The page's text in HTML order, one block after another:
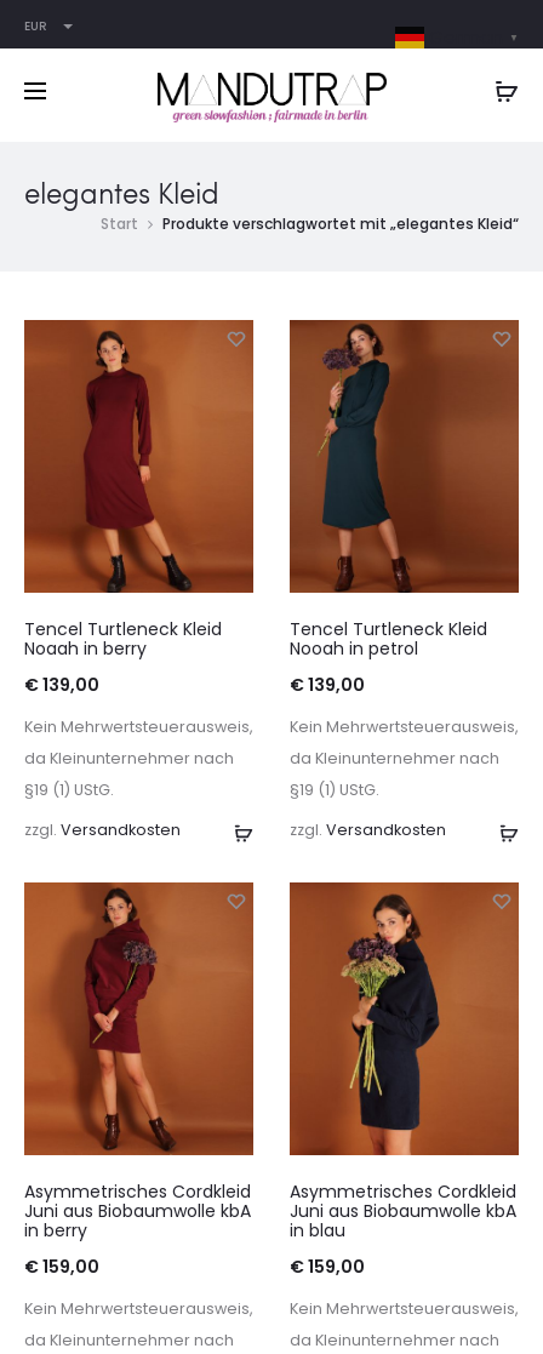
EUR
elegantes Kleid
Start Produkte verschlagwortet mit „elegantes Kleid“
Ausführung
Tencel Turtleneck Kleid
Noaah in berry
€139,00
Kein Mehrwertsteuerausweis,
da Kleinunternehmer nach
§19 (1) UStG.
zzgl. Versandkosten
Tencel Turtleneck Kleid
Nooah in petrol
€139,00
Kein Mehrwertsteuerausweis,
da Kleinunternehmer nach
§19 (1) UStG.
zzgl. Versandkosten
Asymmetrisches Cordkleid
Juni aus Biobaumwolle kbA
in berry
€159,00
Kein Mehrwertsteuerausweis,
da Kleinunternehmer nach
Asymmetrisches Cordkleid
Juni aus Biobaumwolle kbA
in blau
€159,00
Kein Mehrwertsteuerausweis,
da Kleinunternehmer nach
▼